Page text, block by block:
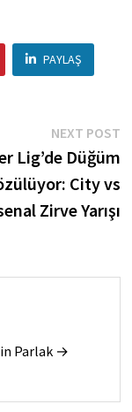
PAYLAŞ
NEXT POST
Lig’de Düğüm
City vs
Zirve Yarışı
Parlak →